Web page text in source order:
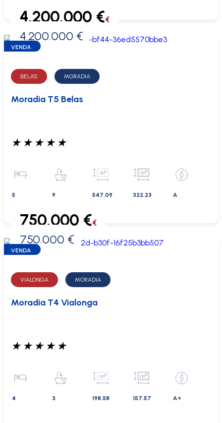
0 €
4.200.000 €€
4.200.000 €
VENDA
BELAS MORADIA
Moradia T5 Belas
★ ★ ★ ★ ★
5 9 547.09 322.23 A
0 €
750.000 €€
750.000 €
VENDA
VIALONGA MORADIA
Moradia T4 Vialonga
★ ★ ★ ★ ★
4 3 198.58 157.57 A+